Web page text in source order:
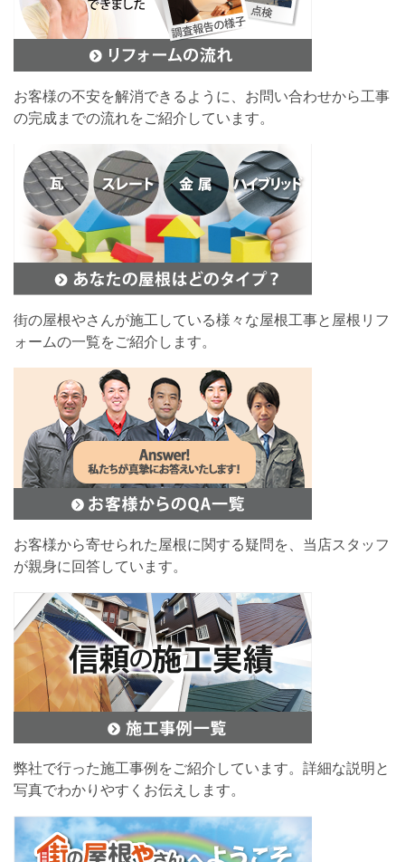
お客様の不安を解消できるように、お問い合わせから工事
の完成までの流れをご紹介しています。
街の屋根やさんが施工している様々な屋根工事と屋根リフ
ォームの一覧をご紹介します。
お客様から寄せられた屋根に関する疑問を、当店スタッフ
が親身に回答しています。
弊社で行った施工事例をご紹介しています。詳細な説明と
写真でわかりやすくお伝えします。